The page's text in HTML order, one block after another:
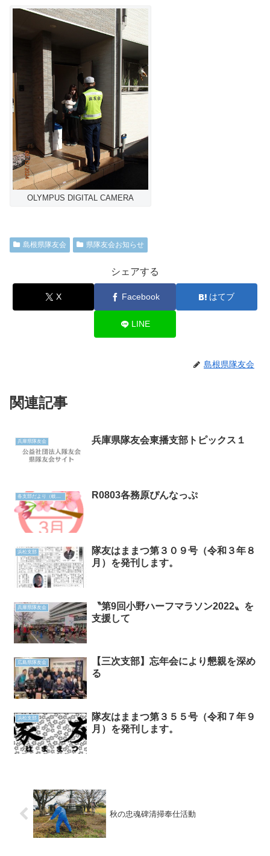
OLYMPUS DIGITAL CAMERA
島根県隊友会 県隊友会お知らせ
シェアする
X Facebook はてブ
LINE
島根県隊友会
関連記事
兵庫県隊友会 兵庫県隊友会東播支部トピックス１
各支部だより（岐阜） R0803各務原ぴんなっぷ
浜松支部
隊友はままつ第３０９号（令和３年８
月）を発刊します。
兵庫県隊友会
〝第9回小野ハーフマラソン2022〟を
支援して
広島県隊友会
【三次支部】忘年会により懇親を深め
る
浜松支部
隊友はままつ第３５５号（令和７年９
月）を発刊します。
秋の忠魂碑清掃奉仕活動